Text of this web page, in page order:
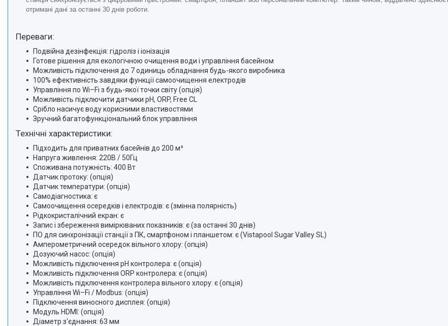
отримані дані за останні 30 днів роботи.
Переваги:
Подвійна дезінфекція: гідроліз і іонізація
Готове рішення для екологічною очищення води і управління басейном
Можливість підключення до 7 одиниць обладнання будь-якого виробника
100% ефективність завдяки функції самоочищення електродів
Управління по Wi–Fi з будь-якої точки світу (опція)
Можливість підключити датчики pH, ORP, Free CL
Срібло насичує воду корисними властивостями
Зручний багатофункціональний блок управління
Технічні характеристики:
Підходить для приватних басейнів до 200 м³
Напруга живлення: 220В / 50Гц
Споживана потужність: 400 Вт
Датчик протоку: (опція)
Датчик температури: (опція)
Самодіагностика: є
Самоочищення осередків і електродів: є (змінна полярність)
Рідкокристалічний екран: є
Запис і збереження вимірюваних показників: є (за останні 30 днів)
ПО для синхронізації станції з ПК, смартфоном і планшетом: є (Vistapool Sugar Valley SL)
Амперометричний осередок вільного хлору: (опція)
Дозуючий насос: (опція)
Можливість підключення pH контролера: є (опція)
Можливість підключення ORP контролера: є (опція)
Можливість підключення контролера вільного хлору: є (опція)
Управління Wi–Fi / Modbus: (опція)
Підключення виносного дисплея: (опція)
Модуль HDMI: (опція)
Діаметр з'єднання: 63 мм